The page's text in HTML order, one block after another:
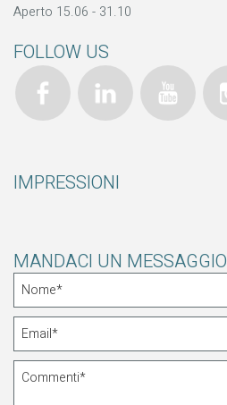
Aperto 15.06 - 31.10
FOLLOW US
IMPRESSIONI
MANDACI UN MESSAGGIO